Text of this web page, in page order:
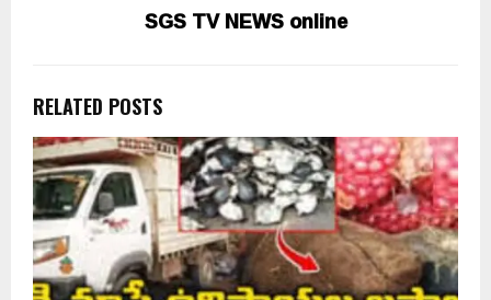
SGS TV NEWS online
RELATED POSTS